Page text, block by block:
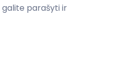
parašyti ir